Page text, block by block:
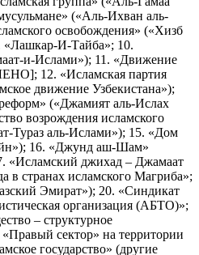
(«Аль-Ихван аль-
освобождения» («Хизб
«Лашкар-И-Тайба»; 10.
и-Ислами»); 11. «Движение
12. «Исламская партия
движение Узбекистана»);
(«Джамият аль-Ислах
возрождения исламского
Тураз аль-Ислами»); 15. «Дом
16. «Джунд аш-Шам»
«Исламский джихад – Джамаат
в странах исламского Магриба»;
Эмират»); 20. «Синдикат
организация (АБТО)»;
– структурное
сектор» на территории
государство» (другие